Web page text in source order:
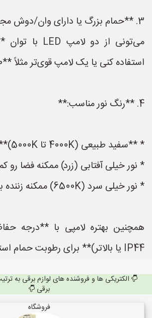
3. **حمام بزرگ یا دارای وان/دوش مجزا:**
استفاده کنی یا یک لامپ قوی‌تر مثلاً **20 وات**.
4. **رنگ نور مناسب:**
* **سفید طبیعی (4000K تا 5000K)** برای حمام عالیه.
* نور خیلی آفتابی (زرد) ممکنه فضا رو
* نور خیلی سرد (6500K) ممکنه زننده باشه.
IP44 یا بالاتر)** برای رطوبت حمام استفاده کنی.
الکتریکی ها و فروشنده های لوازم برقی به
برقی
فروشگاه